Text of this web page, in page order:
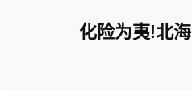
化险为夷!北